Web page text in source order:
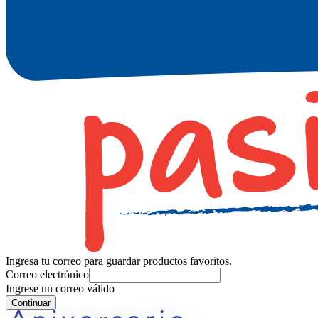
Ingresa tu correo para guardar productos favoritos.
Correo electrónico
Ingrese un correo válido
Continuar